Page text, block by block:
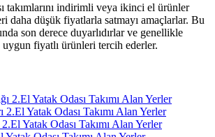
takımlarını indirimli veya ikinci el ürünler
daha düşük fiyatlarla satmayı amaçlarlar. Bu
son derece duyarlıdırlar ve genellikle
fiyatlı ürünleri tercih ederler.
2.El Yatak Odası Takımı Alan Yerler
2.El Yatak Odası Takımı Alan Yerler
Yatak Odası Takımı Alan Yerler